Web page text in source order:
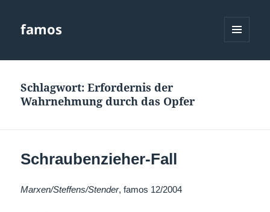
famos
Schlagwort:Erfordernis der
Wahrnehmung durch das Opfer
Schraubenzieher-Fall
Marxen/Steffens/Stender, famos 12/2004